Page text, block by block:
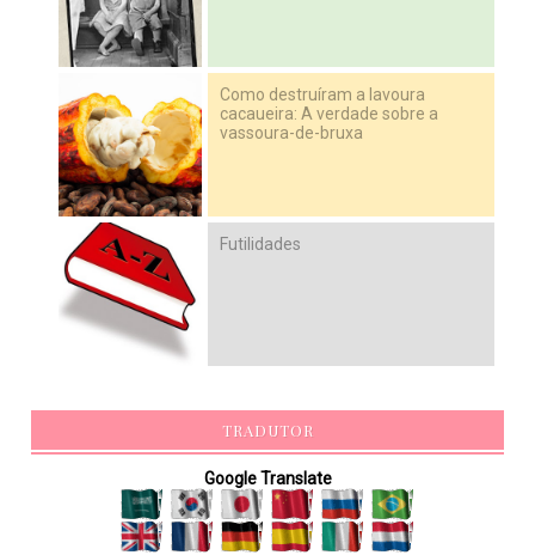
Como destruíram a lavoura
cacaueira: A verdade sobre a
vassoura-de-bruxa
Futilidades
TRADUTOR
Google Translate